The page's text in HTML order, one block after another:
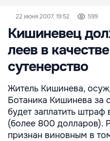
22 июня 2007, 19:52 599
Кишиневец
леев в
сутенерство
Житель Кишинева,
Ботаника Кишинева за
будет заплатить штраф
(более 800 долларов).
признан виновным в